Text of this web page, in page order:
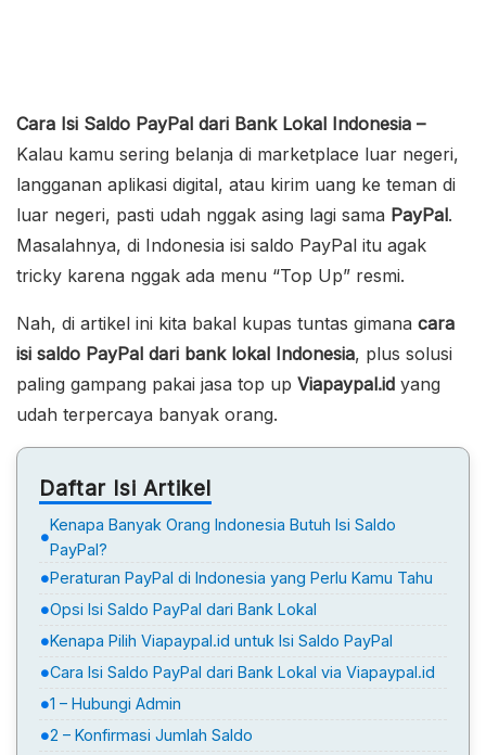
Cara Isi Saldo PayPal dari Bank Lokal Indonesia –
Kalau kamu sering belanja di marketplace luar negeri,
langganan aplikasi digital, atau kirim uang ke teman di
luar negeri, pasti udah nggak asing lagi sama PayPal.
Masalahnya, di Indonesia isi saldo PayPal itu agak
tricky karena nggak ada menu “Top Up” resmi.
Nah, di artikel ini kita bakal kupas tuntas gimana cara
isi saldo PayPal dari bank lokal Indonesia, plus solusi
paling gampang pakai jasa top up Viapaypal.id yang
udah terpercaya banyak orang.
Daftar Isi Artikel
Kenapa Banyak Orang Indonesia Butuh Isi Saldo
PayPal?
Peraturan PayPal di Indonesia yang Perlu Kamu Tahu
Opsi Isi Saldo PayPal dari Bank Lokal
Kenapa Pilih Viapaypal.id untuk Isi Saldo PayPal
Cara Isi Saldo PayPal dari Bank Lokal via Viapaypal.id
1 – Hubungi Admin
2 – Konfirmasi Jumlah Saldo